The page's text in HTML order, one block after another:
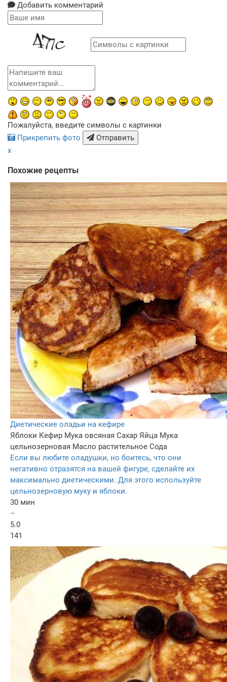
Добавить комментарий
Пожалуйста, введите символы с картинки
Прикрепить фото
Отправить
x
Похожие рецепты
Диетические оладьи на кефире
Яблоки Кефир Мука овсяная Сахар Яйца Мука
цельнозерновая Масло растительное Сода
Если вы любите оладушки, но боитесь, что они
негативно отразятся на вашей фигуре, сделайте их
максимально диетическими. Для этого используйте
цельнозерновую муку и яблоки.
30 мин
–
5.0
141